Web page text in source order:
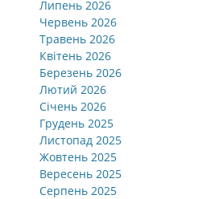
Липень 2026
Червень 2026
Травень 2026
Квітень 2026
Березень 2026
Лютий 2026
Січень 2026
Грудень 2025
Листопад 2025
Жовтень 2025
Вересень 2025
Серпень 2025